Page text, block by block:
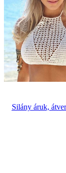
Silány áruk,